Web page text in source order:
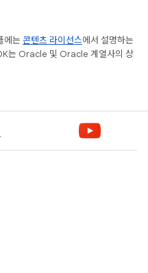
에는 콘텐츠 라이선스에서 설명하는
는 Oracle 및 Oracle 계열사의 상